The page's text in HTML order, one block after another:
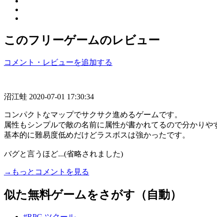
このフリーゲームのレビュー
コメント・レビューを追加する
沼江蛙 2020-07-01 17:30:34
コンパクトなマップでサクサク進めるゲームです。
属性もシンプルで敵の名前に属性が書かれてるので分かりや
基本的に難易度低めだけどラスボスは強かったです。
バグと言うほど...(省略されました)
→もっとコメントを見る
似た無料ゲームをさがす（自動）